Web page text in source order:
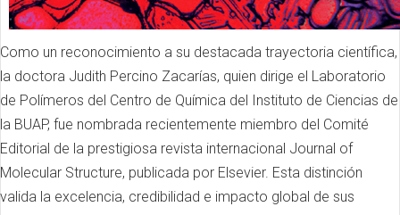
Como un reconocimiento a su destacada trayectoria científica,
la doctora Judith Percino Zacarías, quien dirige el Laboratorio
de Polímeros del Centro de Química del Instituto de Ciencias de
la BUAP, fue nombrada recientemente miembro del Comité
Editorial de la prestigiosa revista internacional Journal of
Molecular Structure, publicada por Elsevier. Esta distinción
valida la excelencia, credibilidad e impacto global de sus